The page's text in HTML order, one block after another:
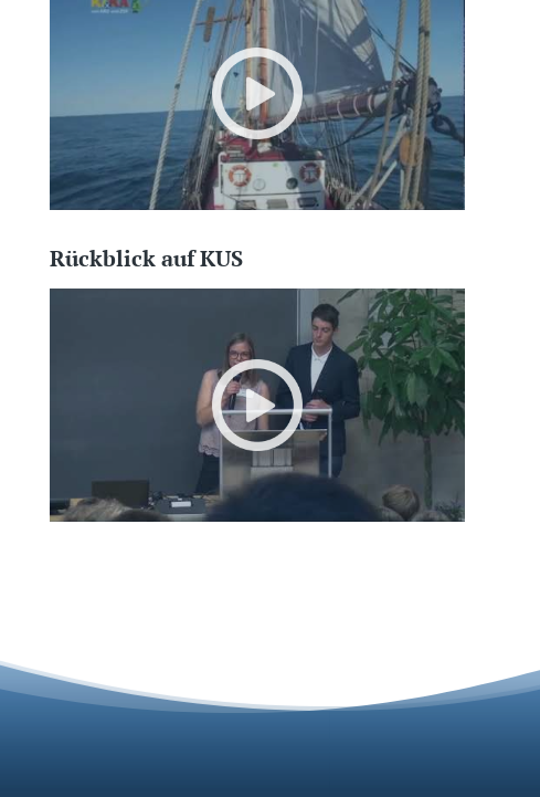
Rückblick auf KUS